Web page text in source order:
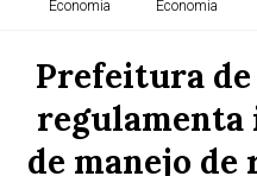
Economia Economia
Prefeitura
regulamenta
de manejo de